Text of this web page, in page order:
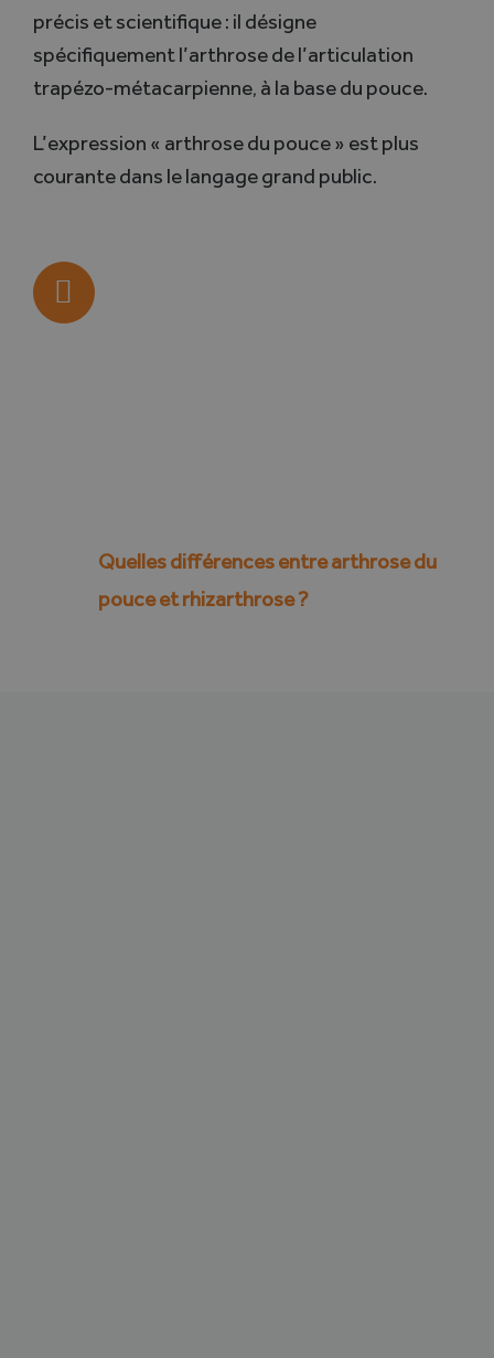
précis et scientifique : il désigne
spécifiquement l’arthrose de l’articulation
trapézo-métacarpienne, à la base du pouce.
L’expression « arthrose du pouce » est plus
courante dans le langage grand public.
Quelles différences entre arthrose du
pouce et rhizarthrose ?